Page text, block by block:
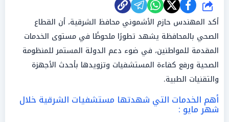
شارك
أكد المهندس حازم الأشموني محافظ الشرقية، أن القطاع
الصحي بالمحافظة يشهد تطورًا ملحوظًا في مستوى الخدمات
المقدمة للمواطنين، في ضوء دعم الدولة المستمر للمنظومة
الصحية ورفع كفاءة المستشفيات وتزويدها بأحدث الأجهزة
والتقنيات الطبية.
أهم الخدمات التي شهدتها مستشفيات الشرقية خلال
شهر مايو :